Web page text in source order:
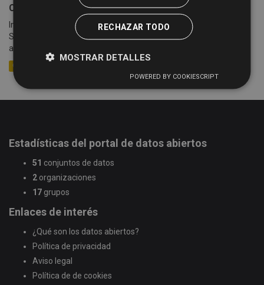
Cotizaciones semanales de la Lonja de Salamanca
Información sobre las cotizaciones semanales de la Lonja de
Salamanca (celebradas cada lunes) desde el año 2005 hasta la
actualidad. Se detalla información sobre la mesa,...
CSV
Estadísticas del portal de datos abiertos
51 conjuntos de datos
2 organizaciones
17 grupos
Enlaces de interés
¿Qué son los datos abiertos?
Política de privacidad
Aviso legal
Política de de cookies
RECHAZAR TODO
MOSTRAR DETALLES
POWERED BY COOKIESCRIPT